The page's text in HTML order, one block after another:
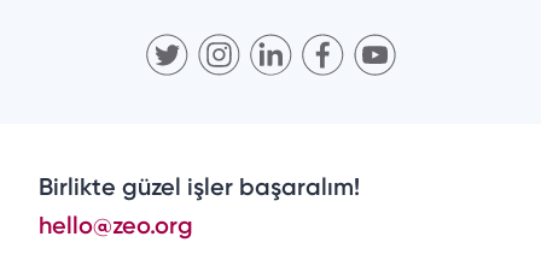
Birlikte güzel işler başaralım!
hello@zeo.org